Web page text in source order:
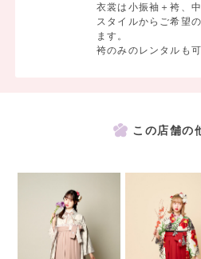
衣裳は小振袖＋袴、
スタイルからご希望
ます。
袴のみのレンタルも可
この店舗の